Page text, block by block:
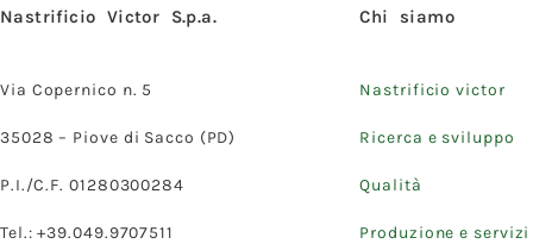
Nastrificio Victor S.p.a.
Via Copernico n. 5
35028 – Piove di Sacco (PD)
P.I./C.F. 01280300284
Tel.: +39.049.9707511
Chi siamo
Nastrificio victor
Ricerca e sviluppo
Qualità
Produzione e servizi